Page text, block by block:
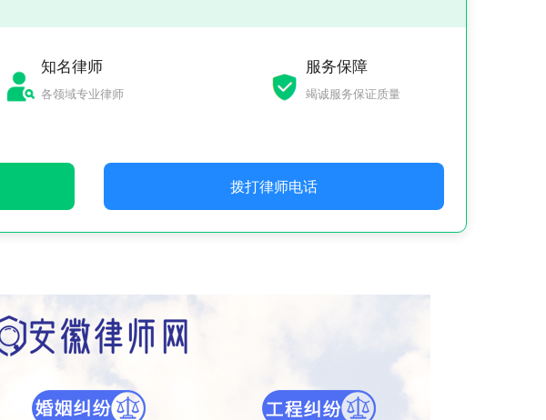
知名律师
各领域专业律师
服务保障
竭诚服务保证质量
拨打律师电话